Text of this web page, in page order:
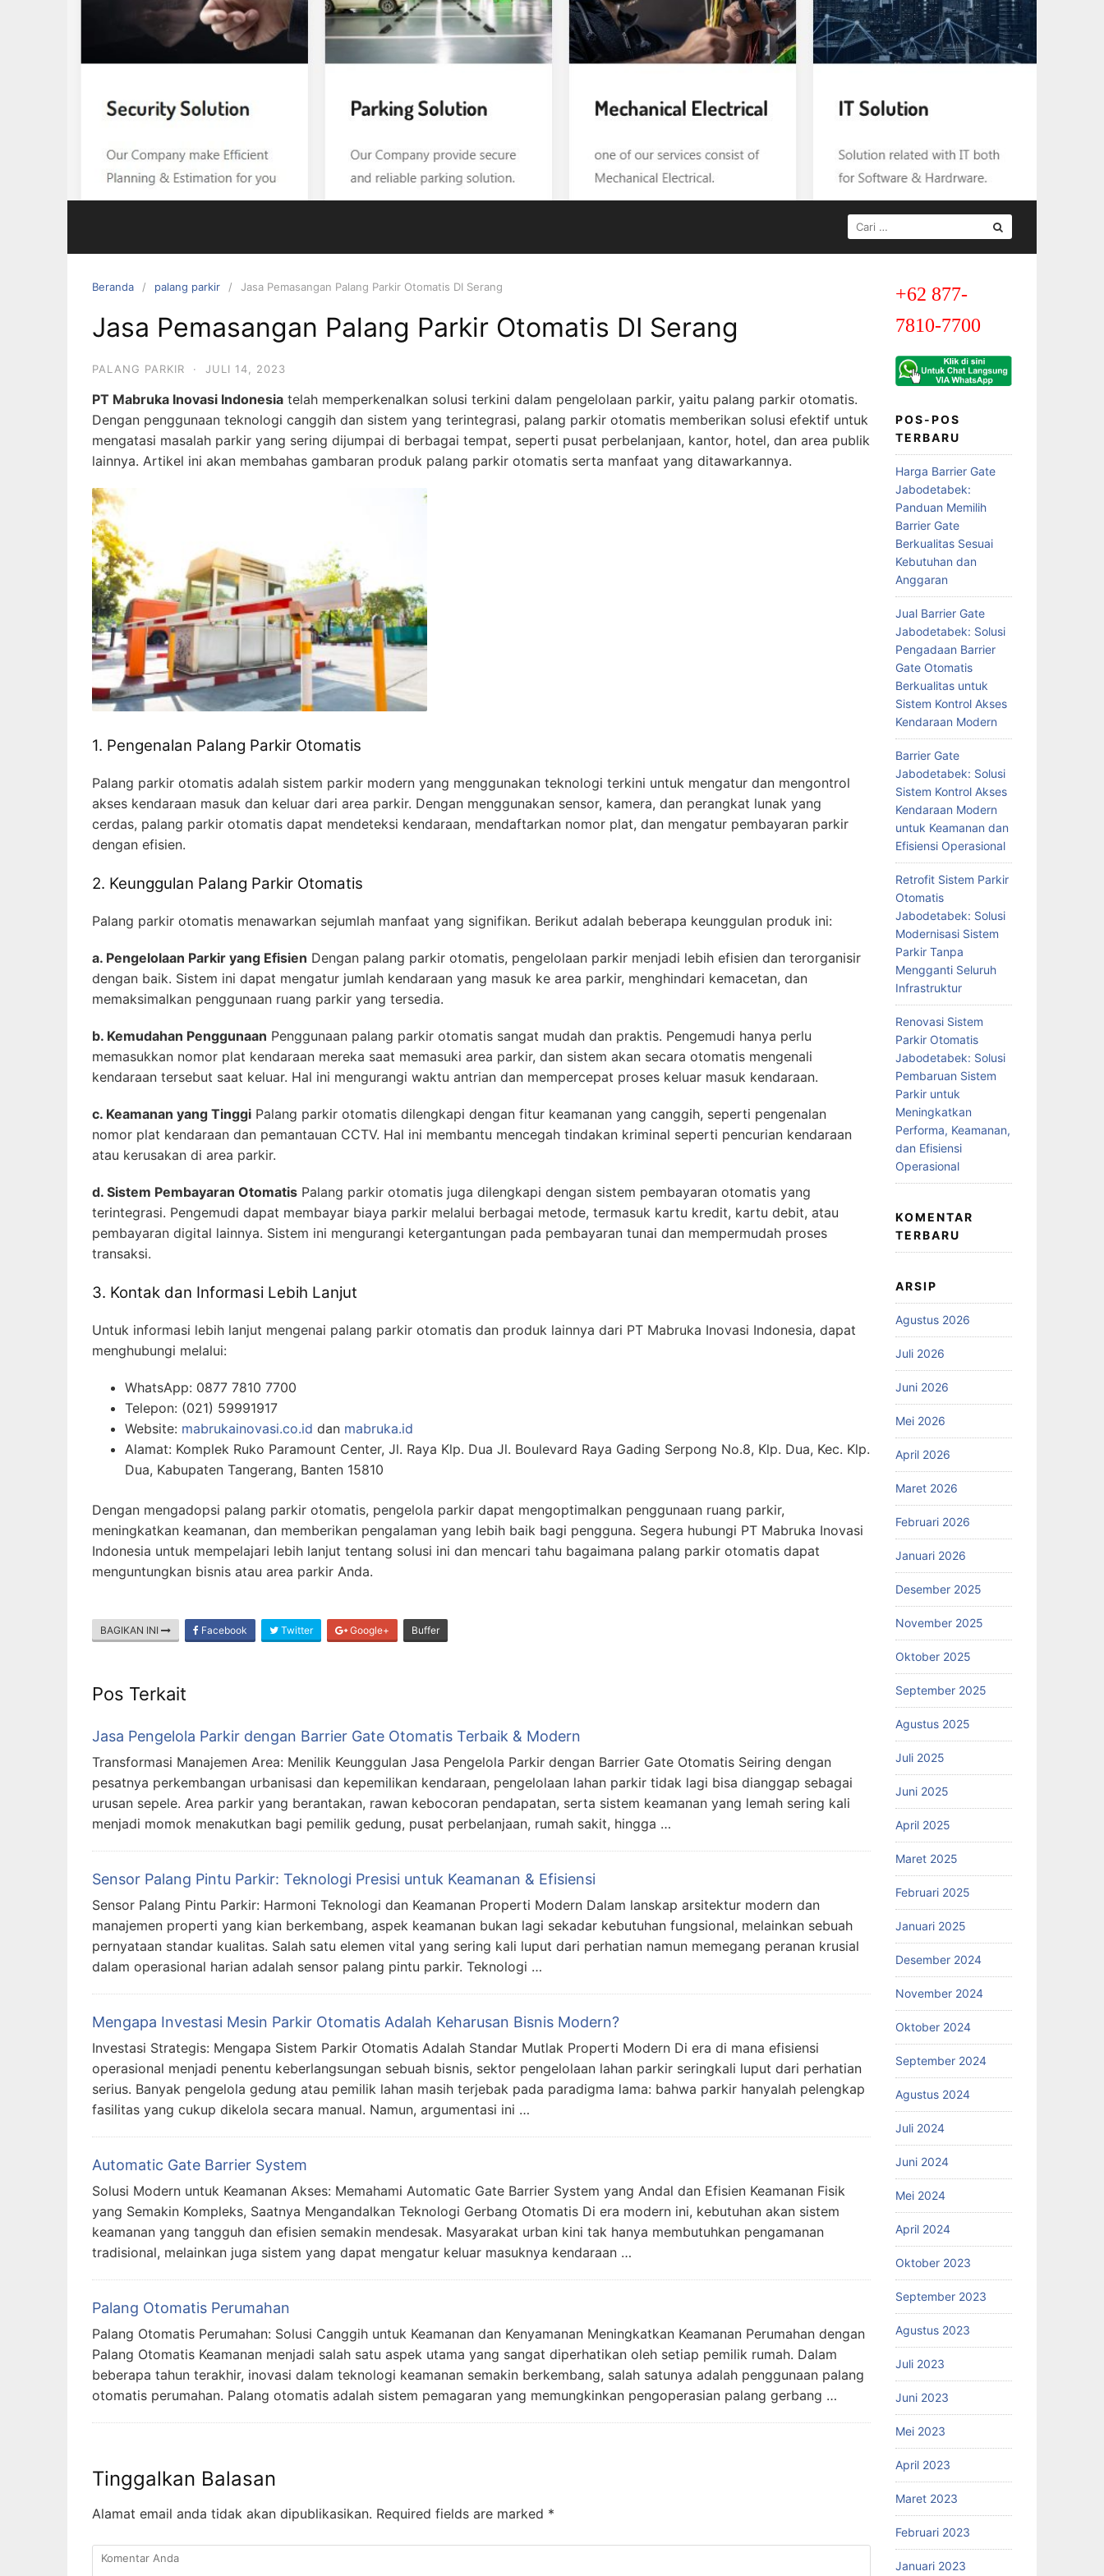
CARI
UNTUK:
Beranda palang parkir Jasa Pemasangan Palang Parkir Otomatis DI Serang
Jasa Pemasangan Palang Parkir Otomatis DI Serang
PALANG PARKIR · JULI 14, 2023
PT Mabruka Inovasi Indonesia telah memperkenalkan solusi terkini dalam pengelolaan parkir, yaitu palang parkir otomatis.
Dengan penggunaan teknologi canggih dan sistem yang terintegrasi, palang parkir otomatis memberikan solusi efektif untuk
mengatasi masalah parkir yang sering dijumpai di berbagai tempat, seperti pusat perbelanjaan, kantor, hotel, dan area publik
lainnya. Artikel ini akan membahas gambaran produk palang parkir otomatis serta manfaat yang ditawarkannya.
1. Pengenalan Palang Parkir Otomatis
Palang parkir otomatis adalah sistem parkir modern yang menggunakan teknologi terkini untuk mengatur dan mengontrol
akses kendaraan masuk dan keluar dari area parkir. Dengan menggunakan sensor, kamera, dan perangkat lunak yang
cerdas, palang parkir otomatis dapat mendeteksi kendaraan, mendaftarkan nomor plat, dan mengatur pembayaran parkir
dengan efisien.
2. Keunggulan Palang Parkir Otomatis
Palang parkir otomatis menawarkan sejumlah manfaat yang signifikan. Berikut adalah beberapa keunggulan produk ini:
a. Pengelolaan Parkir yang Efisien Dengan palang parkir otomatis, pengelolaan parkir menjadi lebih efisien dan terorganisir
dengan baik. Sistem ini dapat mengatur jumlah kendaraan yang masuk ke area parkir, menghindari kemacetan, dan
memaksimalkan penggunaan ruang parkir yang tersedia.
b. Kemudahan Penggunaan Penggunaan palang parkir otomatis sangat mudah dan praktis. Pengemudi hanya perlu
memasukkan nomor plat kendaraan mereka saat memasuki area parkir, dan sistem akan secara otomatis mengenali
kendaraan tersebut saat keluar. Hal ini mengurangi waktu antrian dan mempercepat proses keluar masuk kendaraan.
c. Keamanan yang Tinggi Palang parkir otomatis dilengkapi dengan fitur keamanan yang canggih, seperti pengenalan
nomor plat kendaraan dan pemantauan CCTV. Hal ini membantu mencegah tindakan kriminal seperti pencurian kendaraan
atau kerusakan di area parkir.
d. Sistem Pembayaran Otomatis Palang parkir otomatis juga dilengkapi dengan sistem pembayaran otomatis yang
terintegrasi. Pengemudi dapat membayar biaya parkir melalui berbagai metode, termasuk kartu kredit, kartu debit, atau
pembayaran digital lainnya. Sistem ini mengurangi ketergantungan pada pembayaran tunai dan mempermudah proses
transaksi.
3. Kontak dan Informasi Lebih Lanjut
Untuk informasi lebih lanjut mengenai palang parkir otomatis dan produk lainnya dari PT Mabruka Inovasi Indonesia, dapat
menghubungi melalui:
WhatsApp: 0877 7810 7700
Telepon: (021) 59991917
Website: mabrukainovasi.co.id dan mabruka.id
Alamat: Komplek Ruko Paramount Center, Jl. Raya Klp. Dua Jl. Boulevard Raya Gading Serpong No.8, Klp. Dua, Kec. Klp.
Dua, Kabupaten Tangerang, Banten 15810
Dengan mengadopsi palang parkir otomatis, pengelola parkir dapat mengoptimalkan penggunaan ruang parkir,
meningkatkan keamanan, dan memberikan pengalaman yang lebih baik bagi pengguna. Segera hubungi PT Mabruka Inovasi
Indonesia untuk mempelajari lebih lanjut tentang solusi ini dan mencari tahu bagaimana palang parkir otomatis dapat
menguntungkan bisnis atau area parkir Anda.
BAGIKAN INI Facebook Twitter Google+ Buffer
Pos Terkait
Jasa Pengelola Parkir dengan Barrier Gate Otomatis Terbaik & Modern
Transformasi Manajemen Area: Menilik Keunggulan Jasa Pengelola Parkir dengan Barrier Gate Otomatis Seiring dengan
pesatnya perkembangan urbanisasi dan kepemilikan kendaraan, pengelolaan lahan parkir tidak lagi bisa dianggap sebagai
urusan sepele. Area parkir yang berantakan, rawan kebocoran pendapatan, serta sistem keamanan yang lemah sering kali
menjadi momok menakutkan bagi pemilik gedung, pusat perbelanjaan, rumah sakit, hingga …
Sensor Palang Pintu Parkir: Teknologi Presisi untuk Keamanan & Efisiensi
Sensor Palang Pintu Parkir: Harmoni Teknologi dan Keamanan Properti Modern Dalam lanskap arsitektur modern dan
manajemen properti yang kian berkembang, aspek keamanan bukan lagi sekadar kebutuhan fungsional, melainkan sebuah
pernyataan standar kualitas. Salah satu elemen vital yang sering kali luput dari perhatian namun memegang peranan krusial
dalam operasional harian adalah sensor palang pintu parkir. Teknologi …
Mengapa Investasi Mesin Parkir Otomatis Adalah Keharusan Bisnis Modern?
Investasi Strategis: Mengapa Sistem Parkir Otomatis Adalah Standar Mutlak Properti Modern Di era di mana efisiensi
operasional menjadi penentu keberlangsungan sebuah bisnis, sektor pengelolaan lahan parkir seringkali luput dari perhatian
serius. Banyak pengelola gedung atau pemilik lahan masih terjebak pada paradigma lama: bahwa parkir hanyalah pelengkap
fasilitas yang cukup dikelola secara manual. Namun, argumentasi ini …
Automatic Gate Barrier System
Solusi Modern untuk Keamanan Akses: Memahami Automatic Gate Barrier System yang Andal dan Efisien Keamanan Fisik
yang Semakin Kompleks, Saatnya Mengandalkan Teknologi Gerbang Otomatis Di era modern ini, kebutuhan akan sistem
keamanan yang tangguh dan efisien semakin mendesak. Masyarakat urban kini tak hanya membutuhkan pengamanan
tradisional, melainkan juga sistem yang dapat mengatur keluar masuknya kendaraan …
Palang Otomatis Perumahan
Palang Otomatis Perumahan: Solusi Canggih untuk Keamanan dan Kenyamanan Meningkatkan Keamanan Perumahan dengan
Palang Otomatis Keamanan menjadi salah satu aspek utama yang sangat diperhatikan oleh setiap pemilik rumah. Dalam
beberapa tahun terakhir, inovasi dalam teknologi keamanan semakin berkembang, salah satunya adalah penggunaan palang
otomatis perumahan. Palang otomatis adalah sistem pemagaran yang memungkinkan pengoperasian palang gerbang …
Tinggalkan Balasan
Alamat email anda tidak akan dipublikasikan. Required fields are marked *
+62 877-
7810-7700
POS-POS
TERBARU
Harga Barrier Gate
Jabodetabek:
Panduan Memilih
Barrier Gate
Berkualitas Sesuai
Kebutuhan dan
Anggaran
Jual Barrier Gate
Jabodetabek: Solusi
Pengadaan Barrier
Gate Otomatis
Berkualitas untuk
Sistem Kontrol Akses
Kendaraan Modern
Barrier Gate
Jabodetabek: Solusi
Sistem Kontrol Akses
Kendaraan Modern
untuk Keamanan dan
Efisiensi Operasional
Retrofit Sistem Parkir
Otomatis
Jabodetabek: Solusi
Modernisasi Sistem
Parkir Tanpa
Mengganti Seluruh
Infrastruktur
Renovasi Sistem
Parkir Otomatis
Jabodetabek: Solusi
Pembaruan Sistem
Parkir untuk
Meningkatkan
Performa, Keamanan,
dan Efisiensi
Operasional
KOMENTAR
TERBARU
ARSIP
Agustus 2026
Juli 2026
Juni 2026
Mei 2026
April 2026
Maret 2026
Februari 2026
Januari 2026
Desember 2025
November 2025
Oktober 2025
September 2025
Agustus 2025
Juli 2025
Juni 2025
April 2025
Maret 2025
Februari 2025
Januari 2025
Desember 2024
November 2024
Oktober 2024
September 2024
Agustus 2024
Juli 2024
Juni 2024
Mei 2024
April 2024
Oktober 2023
September 2023
Agustus 2023
Juli 2023
Juni 2023
Mei 2023
April 2023
Maret 2023
Februari 2023
Januari 2023